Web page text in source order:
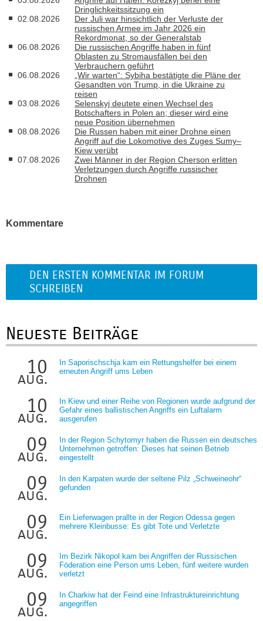
Dringlichkeitssitzung ein
02.08.2026
Der Juli war hinsichtlich der Verluste der
russischen Armee im Jahr 2026 ein
Rekordmonat, so der Generalstab
06.08.2026
Die russischen Angriffe haben in fünf
Oblasten zu Stromausfällen bei den
Verbrauchern geführt
06.08.2026
„Wir warten“: Sybiha bestätigte die Pläne der
Gesandten von Trump, in die Ukraine zu
reisen
03.08.2026
Selenskyj deutete einen Wechsel des
Botschafters in Polen an; dieser wird eine
neue Position übernehmen
08.08.2026
Die Russen haben mit einer Drohne einen
Angriff auf die Lokomotive des Zuges Sumy–
Kiew verübt
07.08.2026
Zwei Männer in der Region Cherson erlitten
Verletzungen durch Angriffe russischer
Drohnen
Kommentare
DEN ERSTEN KOMMENTAR IM FORUM
SCHREIBEN
Neueste Beiträge
10
aug.
In Saporischschja kam ein Rettungshelfer bei einem
erneuten Angriff ums Leben
10
aug.
In Kiew und einer Reihe von Regionen wurde aufgrund der
Gefahr eines ballistischen Angriffs ein Luftalarm
ausgerufen
09
aug.
In der Region Schytomyr haben die Russen ein deutsches
Unternehmen getroffen: Dieses hat seinen Betrieb
eingestellt
09
aug.
In den Karpaten wurde der seltene Pilz „Schweineohr“
gefunden
09
aug.
Ein Lieferwagen prallte in der Region Odessa gegen
mehrere Kleinbusse: Es gibt Tote und Verletzte
09
aug.
Im Bezirk Nikopol kam bei Angriffen der Russischen
Föderation eine Person ums Leben, fünf weitere wurden
verletzt
09
aug.
In Charkiw hat der Feind eine Infrastruktureinrichtung
angegriffen